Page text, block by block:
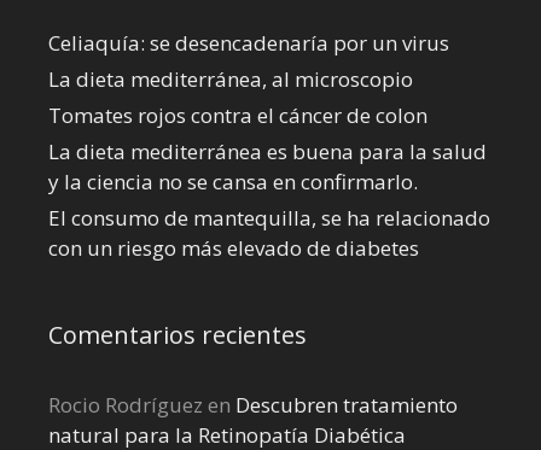
Celiaquía: se desencadenaría por un virus
La dieta mediterránea, al microscopio
Tomates rojos contra el cáncer de colon
La dieta mediterránea es buena para la salud
y la ciencia no se cansa en confirmarlo.
El consumo de mantequilla, se ha relacionado
con un riesgo más elevado de diabetes
Comentarios recientes
Rocio Rodríguez en Descubren tratamiento
natural para la Retinopatía Diabética